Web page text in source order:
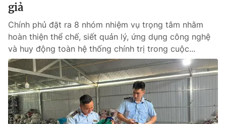
giả
Chính phủ đặt ra 8 nhóm nhiệm vụ trọng tâm nhằm
hoàn thiện thể chế, siết quản lý, ứng dụng công nghệ
và huy động toàn hệ thống chính trị trong cuộc...